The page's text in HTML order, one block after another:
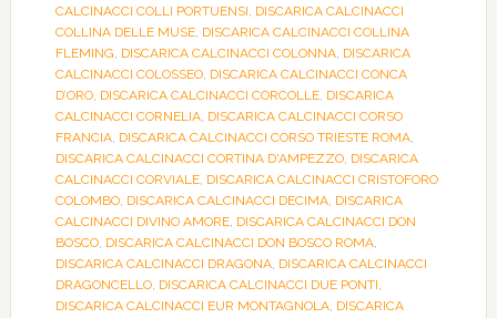
CALCINACCI COLLI PORTUENSI, DISCARICA CALCINACCI
COLLINA DELLE MUSE, DISCARICA CALCINACCI COLLINA
FLEMING, DISCARICA CALCINACCI COLONNA, DISCARICA
CALCINACCI COLOSSEO, DISCARICA CALCINACCI CONCA
D’ORO, DISCARICA CALCINACCI CORCOLLE, DISCARICA
CALCINACCI CORNELIA, DISCARICA CALCINACCI CORSO
FRANCIA, DISCARICA CALCINACCI CORSO TRIESTE ROMA,
DISCARICA CALCINACCI CORTINA D'AMPEZZO, DISCARICA
CALCINACCI CORVIALE, DISCARICA CALCINACCI CRISTOFORO
COLOMBO, DISCARICA CALCINACCI DECIMA, DISCARICA
CALCINACCI DIVINO AMORE, DISCARICA CALCINACCI DON
BOSCO, DISCARICA CALCINACCI DON BOSCO ROMA,
DISCARICA CALCINACCI DRAGONA, DISCARICA CALCINACCI
DRAGONCELLO, DISCARICA CALCINACCI DUE PONTI,
DISCARICA CALCINACCI EUR MONTAGNOLA, DISCARICA